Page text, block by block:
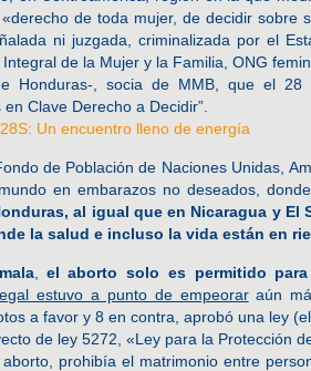
de toda mujer, de decidir sobre
ni juzgada, criminalizada por el
Integral de la Mujer y la Familia, ONG
Honduras-, socia de MMB, que el 28
en Clave Derecho a Decidir”.
28S: Un encuentro lleno de energía
de Población de Naciones Unidas,
en embarazos no deseados,
al igual que en Nicaragua y
la salud e incluso la vida están en
, el aborto solo es permitido
estuvo a punto de empeoraraún
a favor y 8 en contra, aprobó una ley
de ley 5272, «Ley para la Protección
prohibía el matrimonio entre